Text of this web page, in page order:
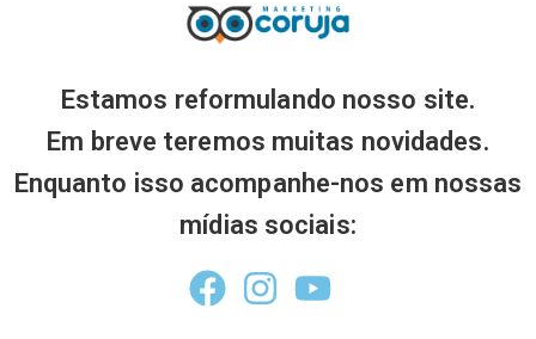
Estamos reformulando nosso site.
Em breve teremos muitas novidades.
Enquanto isso acompanhe-nos em nossas
mídias sociais: